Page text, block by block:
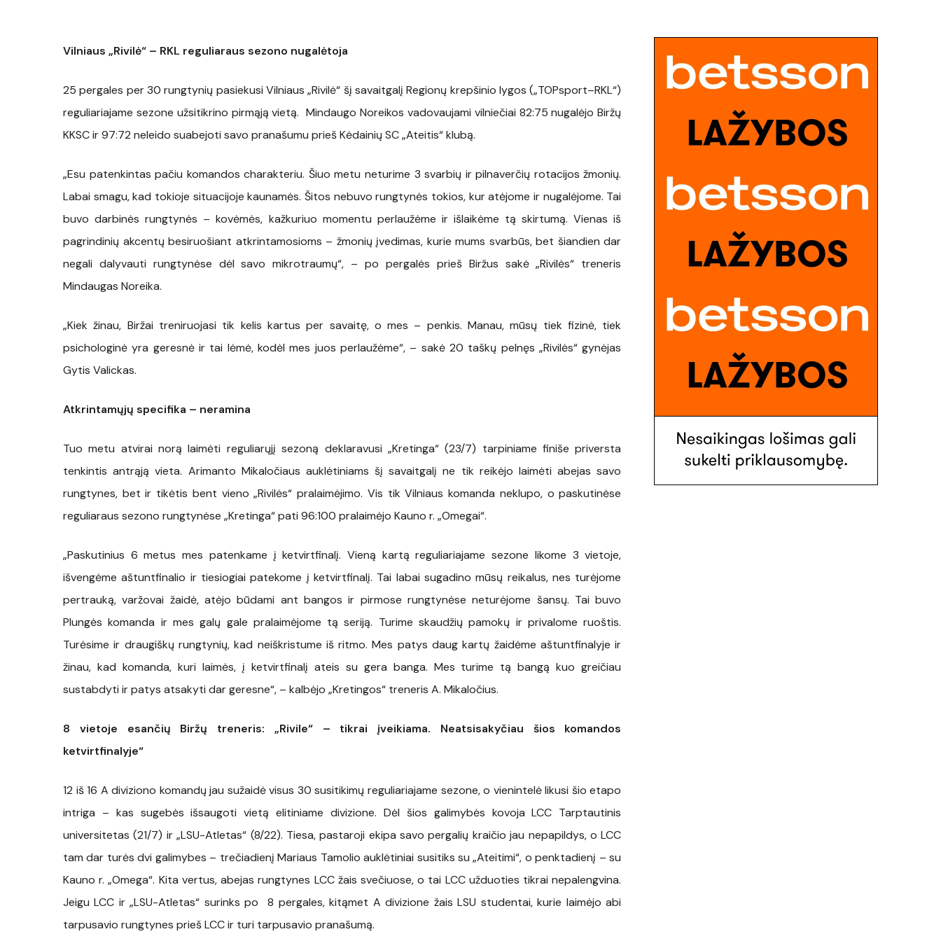
Vilniaus „Rivilė“ – RKL reguliaraus sezono nugalėtoja
25 pergales per 30 rungtynių pasiekusi Vilniaus „Rivilė“ šį savaitgalį Regionų krepšinio lygos („TOPsport–RKL“)
reguliariajame sezone užsitikrino pirmąją vietą. Mindaugo Noreikos vadovaujami vilniečiai 82:75 nugalėjo Biržų
KKSC ir 97:72 neleido suabejoti savo pranašumu prieš Kėdainių SC „Ateitis“ klubą.
„Esu patenkintas pačiu komandos charakteriu. Šiuo metu neturime 3 svarbių ir pilnaverčių rotacijos žmonių.
Labai smagu, kad tokioje situacijoje kaunamės. Šitos nebuvo rungtynės tokios, kur atėjome ir nugalėjome. Tai
buvo darbinės rungtynės – kovėmės, kažkuriuo momentu perlaužėme ir išlaikėme tą skirtumą. Vienas iš
pagrindinių akcentų besiruošiant atkrintamosioms – žmonių įvedimas, kurie mums svarbūs, bet šiandien dar
negali dalyvauti rungtynėse dėl savo mikrotraumų“, – po pergalės prieš Biržus sakė „Rivilės“ treneris
Mindaugas Noreika.
„Kiek žinau, Biržai treniruojasi tik kelis kartus per savaitę, o mes – penkis. Manau, mūsų tiek fizinė, tiek
psichologinė yra geresnė ir tai lėmė, kodėl mes juos perlaužėme“, – sakė 20 taškų pelnęs „Rivilės“ gynėjas
Gytis Valickas.
Atkrintamųjų specifika – neramina
Tuo metu atvirai norą laimėti reguliarųjį sezoną deklaravusi „Kretinga“ (23/7) tarpiniame finiše priversta
tenkintis antrąją vieta. Arimanto Mikaločiaus auklėtiniams šį savaitgalį ne tik reikėjo laimėti abejas savo
rungtynes, bet ir tikėtis bent vieno „Rivilės“ pralaimėjimo. Vis tik Vilniaus komanda neklupo, o paskutinėse
reguliaraus sezono rungtynėse „Kretinga“ pati 96:100 pralaimėjo Kauno r. „Omegai“.
„Paskutinius 6 metus mes patenkame į ketvirtfinalį. Vieną kartą reguliariajame sezone likome 3 vietoje,
išvengėme aštuntfinalio ir tiesiogiai patekome į ketvirtfinalį. Tai labai sugadino mūsų reikalus, nes turėjome
pertrauką, varžovai žaidė, atėjo būdami ant bangos ir pirmose rungtynėse neturėjome šansų. Tai buvo
Plungės komanda ir mes galų gale pralaimėjome tą seriją. Turime skaudžių pamokų ir privalome ruoštis.
Turėsime ir draugiškų rungtynių, kad neiškristume iš ritmo. Mes patys daug kartų žaidėme aštuntfinalyje ir
žinau, kad komanda, kuri laimės, į ketvirtfinalį ateis su gera banga. Mes turime tą bangą kuo greičiau
sustabdyti ir patys atsakyti dar geresne“, – kalbėjo „Kretingos“ treneris A. Mikaločius.
8 vietoje esančių Biržų treneris: „Rivile“ – tikrai įveikiama. Neatsisakyčiau šios komandos
ketvirtfinalyje“
12 iš 16 A diviziono komandų jau sužaidė visus 30 susitikimų reguliariajame sezone, o vienintelė likusi šio etapo
intriga – kas sugebės išsaugoti vietą elitiniame divizione. Dėl šios galimybės kovoja LCC Tarptautinis
universitetas (21/7) ir „LSU-Atletas“ (8/22). Tiesa, pastaroji ekipa savo pergalių kraičio jau nepapildys, o LCC
tam dar turės dvi galimybes – trečiadienį Mariaus Tamolio auklėtiniai susitiks su „Ateitimi“, o penktadienį – su
Kauno r. „Omega“. Kita vertus, abejas rungtynes LCC žais svečiuose, o tai LCC užduoties tikrai nepalengvina.
Jeigu LCC ir „LSU-Atletas“ surinks po 8 pergales, kitąmet A divizione žais LSU studentai, kurie laimėjo abi
tarpusavio rungtynes prieš LCC ir turi tarpusavio pranašumą.